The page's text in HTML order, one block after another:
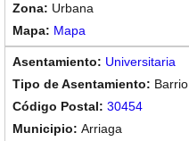
Urbana
Mapa
Universitaria
Barrio
30454
Arriaga